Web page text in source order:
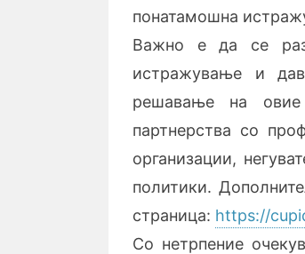
понатамошна
Важно е да се
истражување и
решавање на овие
партнерства со
организации,
политики.
страница: https://
Со нетрпение